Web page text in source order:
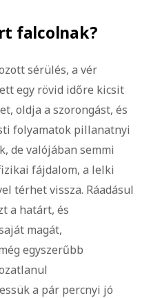
falcolnak?
sérülés, a vér
egy rövid időre kicsit
oldja a szorongást, és
folyamatok pillanatnyi
de valójában semmi
fájdalom, a lelki
térhet vissza. Ráadásul
a határt, és
magát,
egyszerűbb
a pár percnyi jó